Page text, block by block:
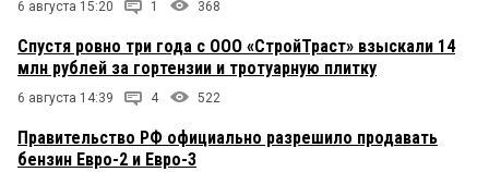
6 августа 15:20 1 368
Спустя ровно три года с ООО «СтройТраст» взыскали 14
млн рублей за гортензии и тротуарную плитку
6 августа 14:39 4 522
Правительство РФ официально разрешило продавать
бензин Евро-2 и Евро-3